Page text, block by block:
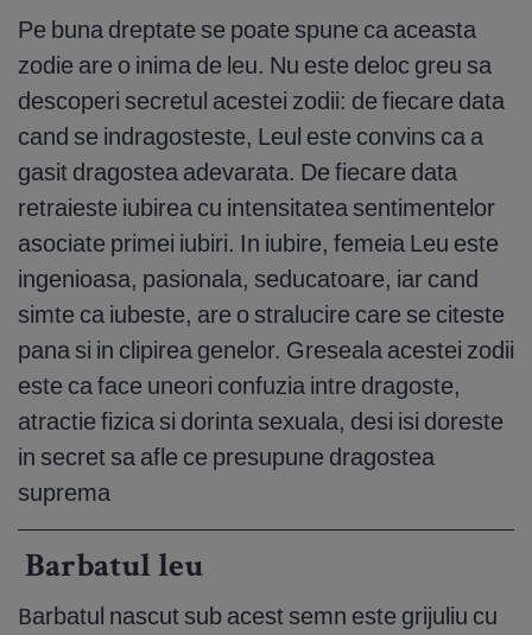
Pe buna dreptate se poate spune ca aceasta
zodie are o inima de leu. Nu este deloc greu sa
descoperi secretul acestei zodii: de fiecare data
cand se indragosteste, Leul este convins ca a
gasit dragostea adevarata. De fiecare data
retraieste iubirea cu intensitatea sentimentelor
asociate primei iubiri. In iubire, femeia Leu este
ingenioasa, pasionala, seducatoare, iar cand
simte ca iubeste, are o stralucire care se citeste
pana si in clipirea genelor. Greseala acestei zodii
este ca face uneori confuzia intre dragoste,
atractie fizica si dorinta sexuala, desi isi doreste
in secret sa afle ce presupune dragostea
suprema
Barbatul leu
Barbatul nascut sub acest semn este grijuliu cu